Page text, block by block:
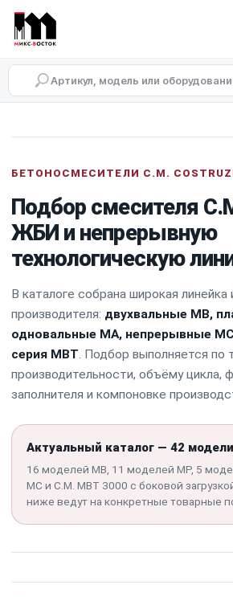
Двухвальные
Планетарные
Серия MP для ЖБИ,
Одновальные
Серия MA для растворов,
БЕТОНОСМЕСИТЕЛИ C.M.
Подбор смесителя
ЖБИ и непрерывную
технологическую
В каталоге собрана широкая линейка
производителя: двухвальные MB,
одновальные MA, непрерывные
серия MBT. Подбор выполняется по
производительности, объёму цикла,
заполнителя и компоновке
Актуальный каталог — 42 модели
16 моделей MB, 11 моделей MP, 5
MC и C.M. MBT 3000 с боковой
ниже ведут на конкретные товарные